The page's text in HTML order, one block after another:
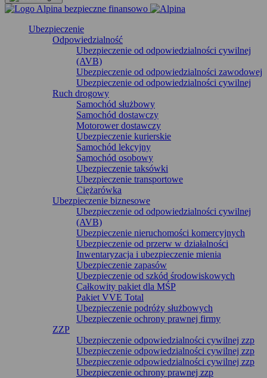
Ubezpieczenie
Odpowiedzialność
Ubezpieczenie od odpowiedzialności cywilnej
(AVB)
Ubezpieczenie od odpowiedzialności zawodowej
Ubezpieczenie od odpowiedzialności cywilnej
Ruch drogowy
Samochód służbowy
Samochód dostawczy
Motorower dostawczy
Ubezpieczenie kurierskie
Samochód lekcyjny
Samochód osobowy
Ubezpieczenie taksówki
Ubezpieczenie transportowe
Ciężarówka
Ubezpieczenie biznesowe
Ubezpieczenie od odpowiedzialności cywilnej
(AVB)
Ubezpieczenie nieruchomości komercyjnych
Ubezpieczenie od przerw w działalności
Inwentaryzacja i ubezpieczenie mienia
Ubezpieczenie zapasów
Ubezpieczenie od szkód środowiskowych
Całkowity pakiet dla MŚP
Pakiet VVE Total
Ubezpieczenie podróży służbowych
Ubezpieczenie ochrony prawnej firmy
ZZP
Ubezpieczenie odpowiedzialności cywilnej zzp
Ubezpieczenie odpowiedzialności cywilnej zzp
Ubezpieczenie odpowiedzialności cywilnej zzp
Ubezpieczenie ochrony prawnej zzp